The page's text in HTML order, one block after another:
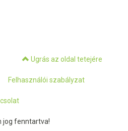
Ugrás az oldal tetejére
Felhasználói szabályzat
jog fenntartva!